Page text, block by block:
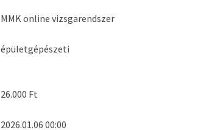
MMK online vizsgarendszer
épületgépészeti
26.000 Ft
2026.01.06 00:00